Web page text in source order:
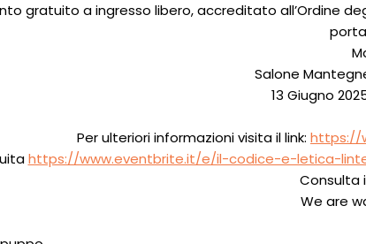
gratuito a ingresso libero, accreditato all’Ordine
Salone
13 Giugno
Per ulteriori informazioni visita il link: https://
https://www.eventbrite.it/e/il-codice-e-letica-
Consulta
We are